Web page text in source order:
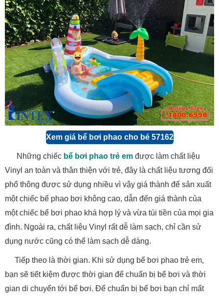
Xem giá bể bơi phao cho bé 57162
Những chiếc bể bơi phao trẻ em được làm chấtliệu
Vinyl an toàn và thân thiện với trẻ, đây là chất liệu tương đối
phổ thông được sử dụng nhiều vì vậy giá thành để sản xuất
một chiếc bể phao bơi không cao, dẫn đến giá thành của
một chiếc bể bơi phao khá hợp lý và vừa túi tiền của mọi gia
đình. Ngoài ra, chất liệu Vinyl rất dễ làm sạch, chỉ cần sử
dụng nước cũng có thể làm sạch dễ dàng.
Tiếp theo là thời gian. Khi sử dụng bể bơi phao trẻ em,
bạn sẽ tiết kiệm được thời gian để chuẩn bị bể bơi và thời
gian di chuyển tới bể bơi. Để chuẩn bị bể bơi bạn chỉ mất